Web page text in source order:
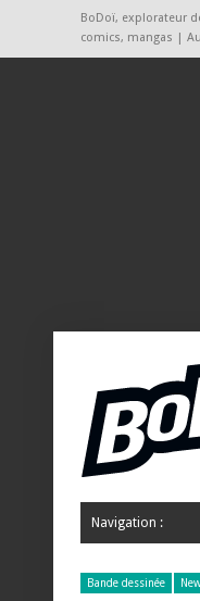
BoDoï, explorateur
comics, mangas |
Navigation :
Bande dessinée